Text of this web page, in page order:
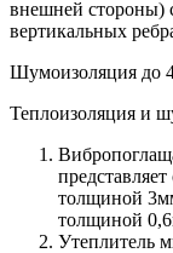
внешней стороны)
вертикальных
Шумоизоляция до
Теплоизоляция и
толщиной
толщиной
Утеплитель